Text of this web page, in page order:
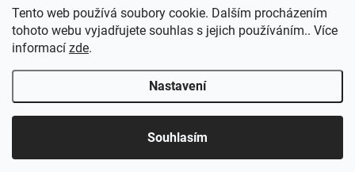
Tento web používá soubory cookie. Dalším procházením
tohoto webu vyjadřujete souhlas s jejich používáním.. Více
informací zde.
Nastavení
Souhlasím
Hledat
Copyright 2026Hornshop. Všechna práva vyhrazena.Upravit nastavení
cookies